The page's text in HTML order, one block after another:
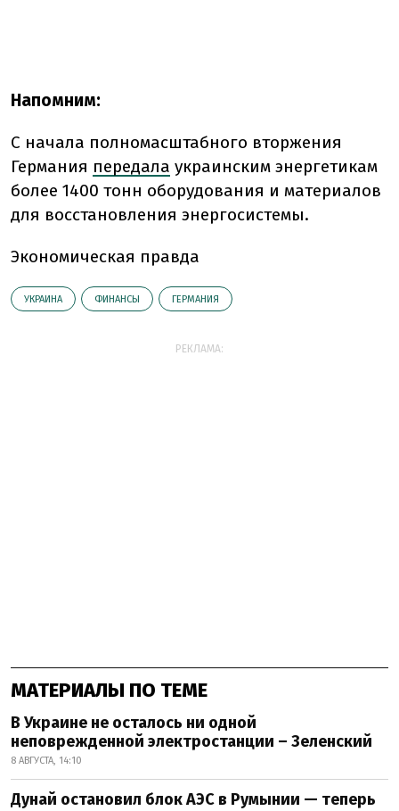
Напомним:
С начала полномасштабного вторжения
Германия передала украинским энергетикам
более 1400 тонн оборудования и материалов
для восстановления энергосистемы.
Экономическая правда
УКРАИНА ФИНАНСЫ ГЕРМАНИЯ
РЕКЛАМА:
МАТЕРИАЛЫ ПО ТЕМЕ
В Украине не осталось ни одной
неповрежденной электростанции – Зеленский
8 АВГУСТА, 14:10
Дунай остановил блок АЭС в Румынии — теперь